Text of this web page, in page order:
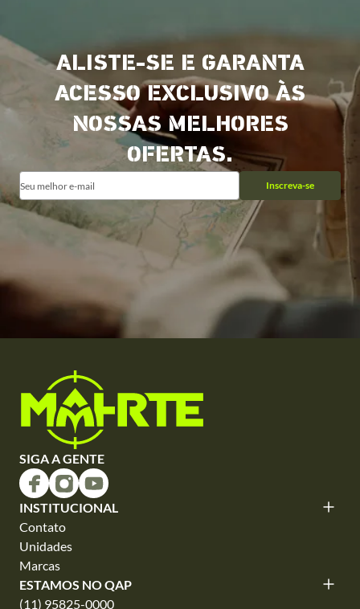
ALISTE-SE E GARANTA
ACESSO EXCLUSIVO ÀS
NOSSAS MELHORES
OFERTAS.
Inscreva-se
SIGA A GENTE
INSTITUCIONAL
Contato
Unidades
Marcas
ESTAMOS NO QAP
(11) 95825-0000